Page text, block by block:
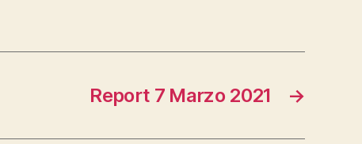
→
Report 7 Marzo 2021